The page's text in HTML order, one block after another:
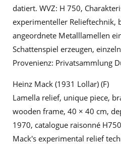
datiert. WVZ: H 750,
experimenteller Relieftechnik,
angeordnete Metalllamellen
Schattenspiel erzeugen,
Provenienz: Privatsammlung
Heinz Mack (1931 Lollar) (F)
Lamella relief, unique piece,
wooden frame, 40 × 40 cm,
1970, catalogue raisonné
Mack's experimental relief